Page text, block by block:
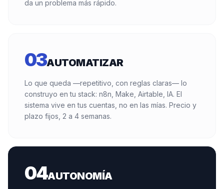
da un problema más rápido.
03AUTOMATIZAR
Lo que queda —repetitivo, con reglas claras— lo
construyo en tu stack: n8n, Make, Airtable, IA. El
sistema vive en tus cuentas, no en las mías. Precio y
plazo fijos, 2 a 4 semanas.
04AUTONOMÍA